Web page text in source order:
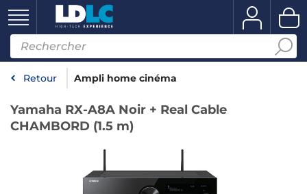
Retour Ampli home cinéma
Yamaha RX-A8A Noir + Real Cable
CHAMBORD (1.5 m)